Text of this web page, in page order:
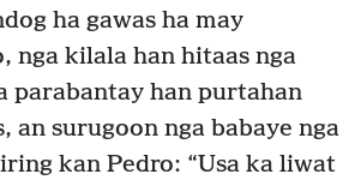
ha gawas ha may
nga kilala han hitaas nga
parabantay han purtahan
an surugoon nga babaye nga
kan Pedro: “Usa ka liwat